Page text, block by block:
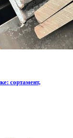
сортамент,